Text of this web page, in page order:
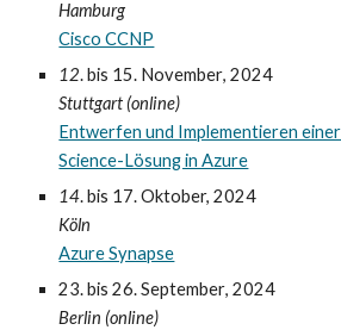
Hamburg
Cisco CCNP
12. bis 15. November, 2024
Stuttgart (online)
Entwerfen und Implementieren
Science-Lösung in Azure
14. bis 17. Oktober, 2024
Köln
Azure Synapse
23. bis 26.September, 2024
Berlin (online)